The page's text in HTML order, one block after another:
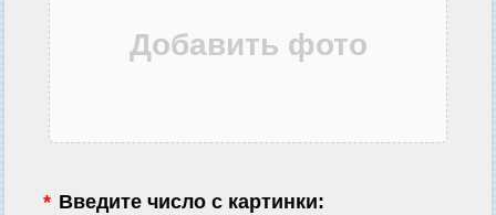
* Введите число с картинки: